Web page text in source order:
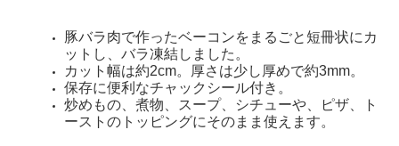
豚バラ肉で作ったベーコンをまるごと短冊状にカ
ットし、バラ凍結しました。
カット幅は約2cm。厚さは少し厚めで約3mm。
保存に便利なチャックシール付き。
炒めもの、煮物、スープ、シチューや、ピザ、ト
ーストのトッピングにそのまま使えます。